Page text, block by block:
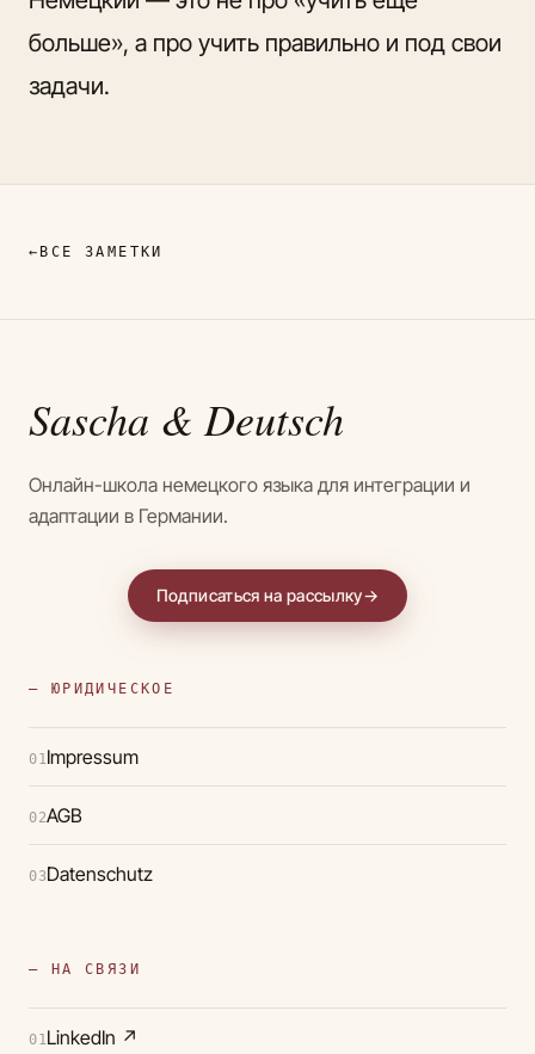
больше», а про учить правильно и под свои
задачи.
← ВСЕ ЗАМЕТКИ
Sascha & Deutsch
Онлайн-школа немецкого языка для интеграции и
адаптации в Германии.
Подписаться на рассылку→
— ЮРИДИЧЕСКОЕ
01 Impressum
02AGB
03Datenschutz
— НА СВЯЗИ
01 LinkedIn ↗